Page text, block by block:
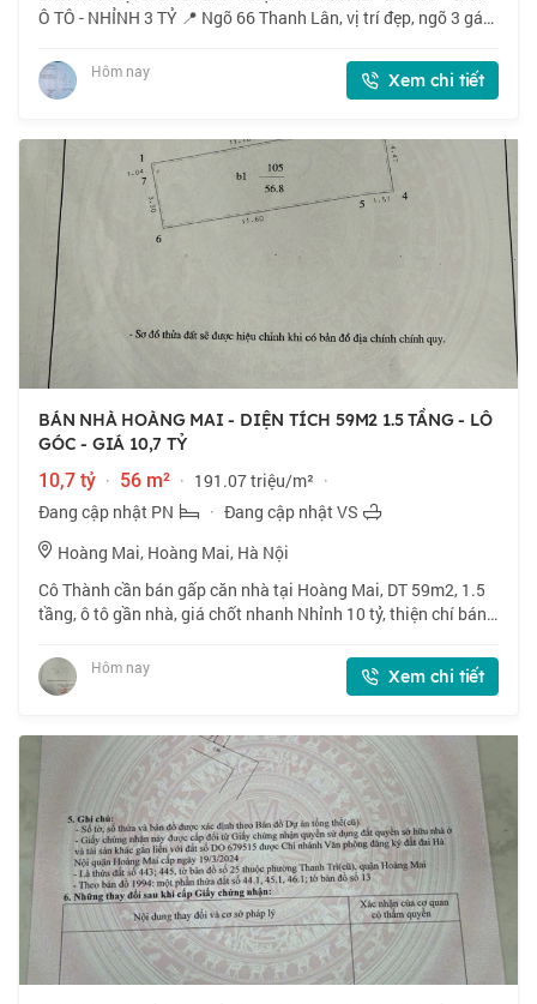
Ô TÔ - NHỈNH 3 TỶ 📍 Ngõ 66 Thanh Lân, vị trí đẹp, ngõ 3 gác
Nhỉnh 3 tỷ. 📜 Sổ đỏ cất két
Hôm nay Xem chi tiết
BÁN NHÀ HOÀNG MAI - DIỆN TÍCH 59M2 1.5 TẦNG - LÔ
GÓC - GIÁ 10,7 TỶ
10,7 tỷ · 56 m² · 191.07 triệu/m² ·
Đang cập nhật PN
· Đang cập nhật VS
Hoàng Mai, Hoàng Mai, Hà Nội
Cô Thành cần bán gấp căn nhà tại Hoàng Mai, DT 59m2, 1.5
tầng, ô tô gần nhà, giá chốt nhanh Nhỉnh 10 tỷ, thiện chí bán.
59m2 x 1.5 tầng, mặt tiền
Hôm nay Xem chi tiết